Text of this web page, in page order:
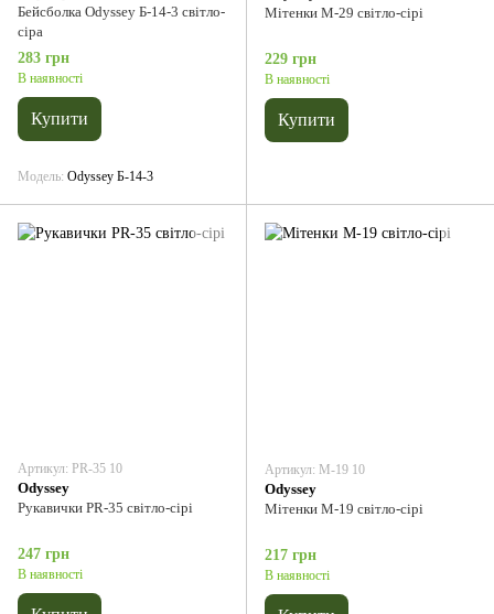
Бейсболка Odyssey Б-14-3 світло-
сіра
283 грн
В наявності
Купити
Модель Odyssey Б-14-3
Мітенки М-29 світло-сірі
229 грн
В наявності
Купити
Артикул: PR-35 10
Odyssey
Рукавички PR-35 світло-сірі
247 грн
В наявності
Артикул: М-19 10
Odyssey
Мітенки М-19 світло-сірі
217 грн
В наявності